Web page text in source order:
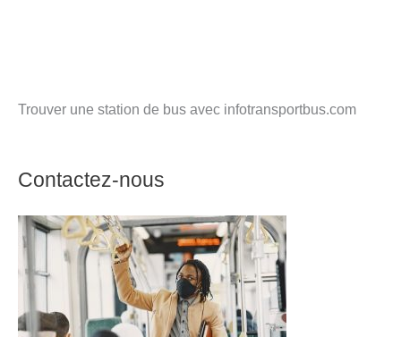
Trouver une station de bus avec infotransportbus.com
Contactez-nous